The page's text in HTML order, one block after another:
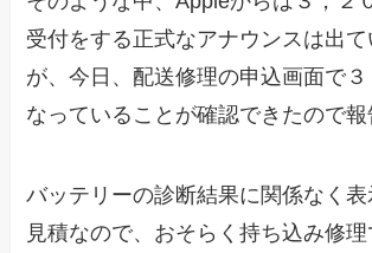
受付をする正式なアナウンスは出
が、今日、配送修理の申込画面で
なっていることが確認できたので報
バッテリーの診断結果に関係なく
見積なので、おそらく持ち込み修理